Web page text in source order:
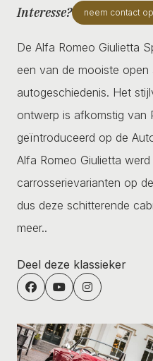
Interesse? neem contact op
De Alfa Romeo Giulietta
een van de mooiste open
autogeschiedenis. Het
ontwerp is afkomstig van
geïntroduceerd op de
Alfa Romeo Giulietta
carrosserievarianten op
dus deze schitterende
meer..
Deel deze klassieker